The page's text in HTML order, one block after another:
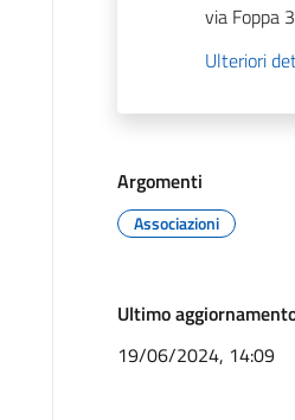
via Foppa
Ulteriori
Argomenti
Associazioni
Ultimo
19/06/2024, 14:09